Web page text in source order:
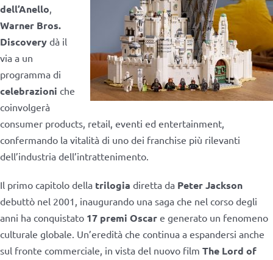
dell’Anello,
Warner Bros.
Discovery dà il
via a un
programma di
celebrazioni che
coinvolgerà
consumer products, retail, eventi ed entertainment,
confermando la vitalità di uno dei franchise più rilevanti
dell’industria dell’intrattenimento.
Il primo capitolo della trilogia diretta da Peter Jackson
debuttò nel 2001, inaugurando una saga che nel corso degli
anni ha conquistato 17 premi Oscar e generato un fenomeno
culturale globale. Un’eredità che continua a espandersi anche
sul fronte commerciale, in vista del nuovo film The Lord of